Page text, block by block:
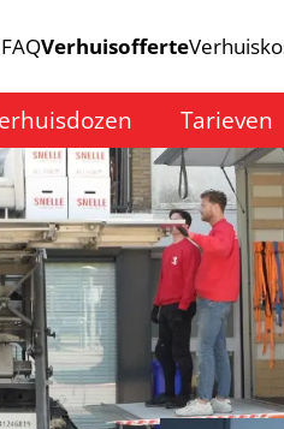
FAQVerhuisofferte
Tarieven